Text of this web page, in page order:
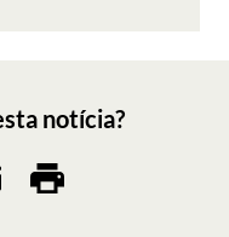
notícia?